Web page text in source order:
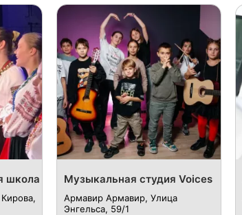
школа Музыкальная студия Voices
Армавир Армавир, Улица
Энгельса, 59/1